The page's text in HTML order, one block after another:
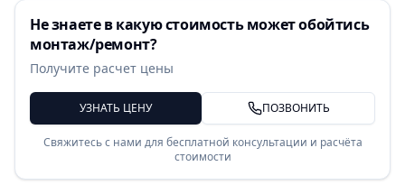
Не знаете в какую стоимость может обойтись
монтаж/ремонт?
Получите расчет цены
УЗНАТЬ ЦЕНУ ПОЗВОНИТЬ
Свяжитесь с нами для бесплатной консультации и расчёта
стоимости